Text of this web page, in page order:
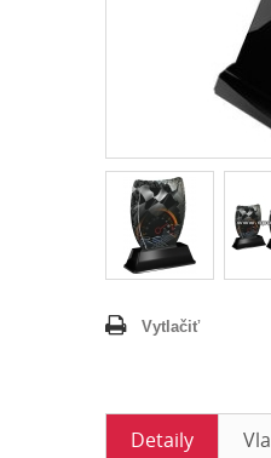
Vytlačiť
Detaily